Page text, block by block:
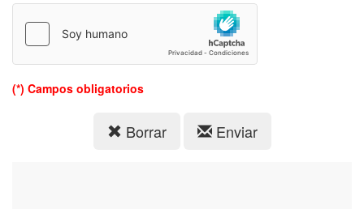
(*) Campos obligatorios
Borrar Enviar